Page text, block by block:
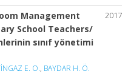
2017
Management
School Teachers/
sınıf yönetimi
E. O., BAYDAR H. Ö.